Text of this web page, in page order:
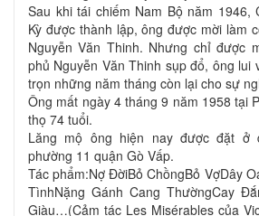
Sau khi tái chiếm Nam Bộ năm 1946,
Kỳ được thành lập, ông được mời làm
Nguyễn Văn Thinh. Nhưng chỉ được
phủ Nguyễn Văn Thinh sụp đổ, ông lui
trọn những năm tháng còn lại cho sự
Ông mất ngày 4 tháng 9 năm 1958 tại
thọ 74 tuổi.
Lăng mộ ông hiện nay được đặt ở
phường 11 quận Gò Vấp.
Tác phẩm:Nợ ĐờiBỏ ChồngBỏ VợDây
TìnhNặng Gánh Cang ThườngCay
Giàu…(Cảm tác Les Misérables của